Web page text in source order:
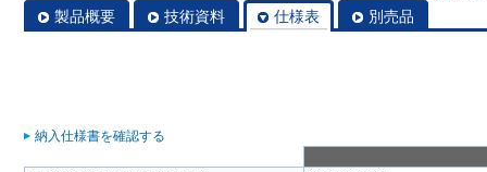
製品概要 技術資料 仕様表 別売品
納入仕様書を確認する